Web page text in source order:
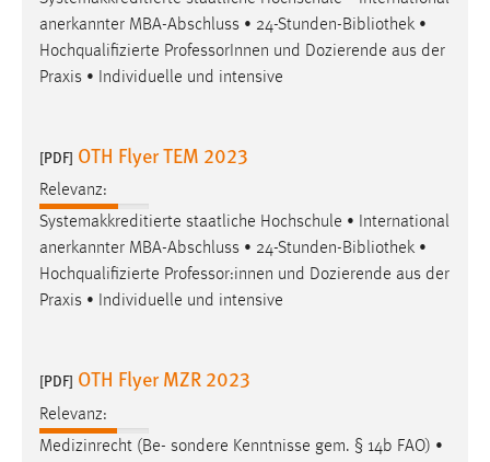
anerkannter MBA-Abschluss • 24-Stunden-Bibliothek •
Hochqualifizierte ProfessorInnen und Dozierende aus der
Praxis • Individuelle und intensive
[PDF] OTH Flyer TEM 2023
Relevanz:
Systemakkreditierte staatliche Hochschule • International
anerkannter MBA-Abschluss • 24-Stunden-Bibliothek •
Hochqualifizierte Professor:innen und Dozierende aus der
Praxis • Individuelle und intensive
[PDF] OTH Flyer MZR 2023
Relevanz:
Medizinrecht (Be- sondere Kenntnisse gem. § 14b FAO) •